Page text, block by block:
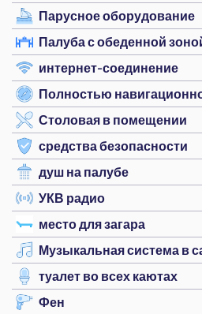
Парусное оборудование
Палуба с обеденной
интернет-соединение
Полностью
Столовая в помещении
средства безопасности
душ на палубе
УКВ радио
место для загара
Музыкальная система в
туалет во всех каютах
Фен